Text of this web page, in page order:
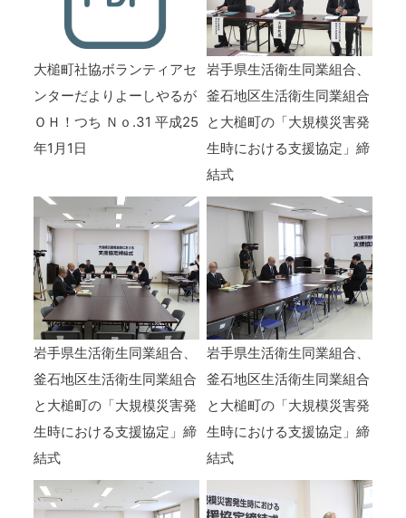
大槌町社協ボランティアセ
ンターだよりよーしやるが
ＯＨ！つち Ｎｏ.31 平成25
年1月1日
岩手県生活衛生同業組合、
釜石地区生活衛生同業組合
と大槌町の「大規模災害発
生時における支援協定」締
結式
岩手県生活衛生同業組合、
釜石地区生活衛生同業組合
と大槌町の「大規模災害発
生時における支援協定」締
結式
岩手県生活衛生同業組合、
釜石地区生活衛生同業組合
と大槌町の「大規模災害発
生時における支援協定」締
結式